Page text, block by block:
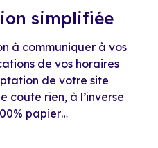
simplifiée
à communiquer à vos
de vos horaires
de votre site
coûte rien, à l’inverse
papier…